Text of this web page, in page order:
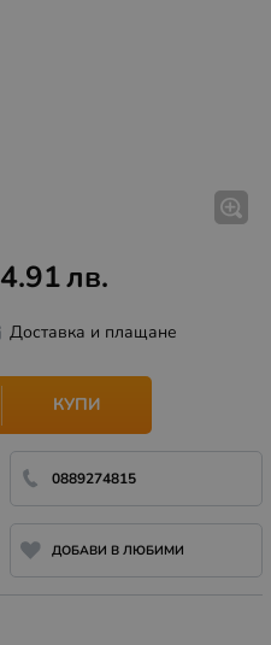
4.91лв.
Доставка и плащане
КУПИ
0889274815
ДОБАВИ В ЛЮБИМИ